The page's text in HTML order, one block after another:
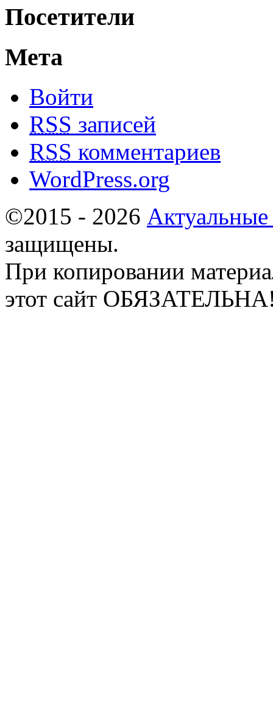
Посетители
Мета
Войти
RSS записей
RSS комментариев
WordPress.org
©2015 - 2026
защищены.
При копировании
этот сайт